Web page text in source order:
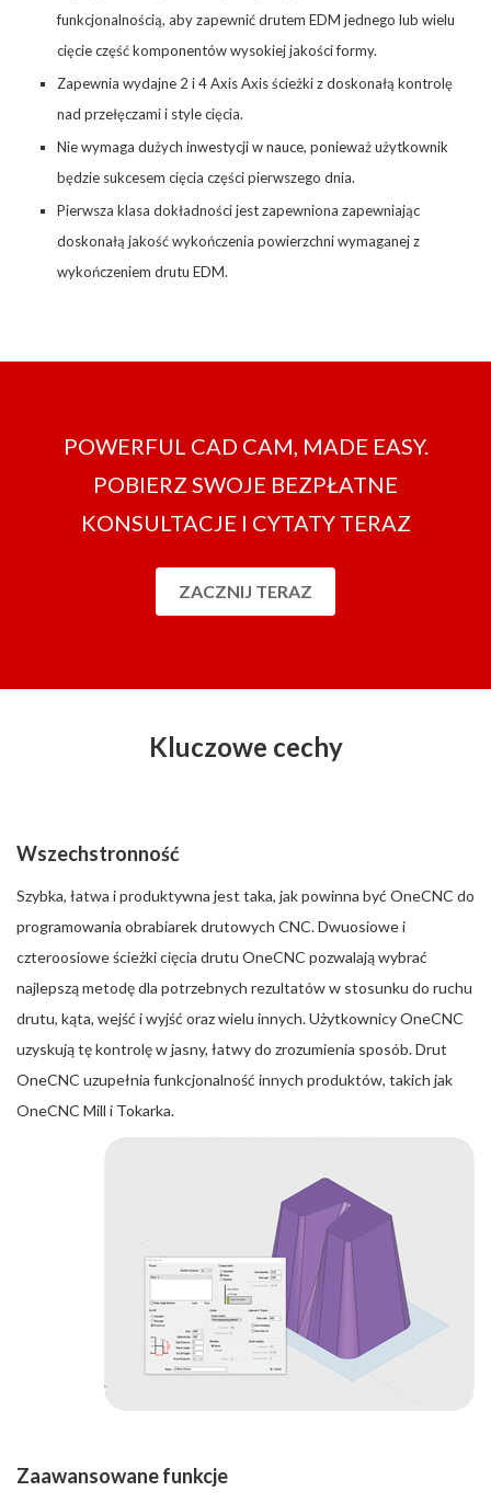
funkcjonalnością, aby zapewnić drutem EDM jednego lub wielu
cięcie część komponentów wysokiej jakości formy.
Zapewnia wydajne 2 i 4 Axis Axis ścieżki z doskonałą kontrolę
nad przełęczami i style cięcia.
Nie wymaga dużych inwestycji w nauce, ponieważ użytkownik
będzie sukcesem cięcia części pierwszego dnia.
Pierwsza klasa dokładności jest zapewniona zapewniając
doskonałą jakość wykończenia powierzchni wymaganej z
wykończeniem drutu EDM.
POWERFUL CAD CAM, MADE EASY.
POBIERZ SWOJE BEZPŁATNE
KONSULTACJE I CYTATY TERAZ
ZACZNIJ TERAZ
Kluczowe cechy
Wszechstronność
Szybka, łatwa i produktywna jest taka, jak powinna być OneCNC do
programowania obrabiarek drutowych CNC. Dwuosiowe i
czteroosiowe ścieżki cięcia drutu OneCNC pozwalają wybrać
najlepszą metodę dla potrzebnych rezultatów w stosunku do ruchu
drutu, kąta, wejść i wyjść oraz wielu innych. Użytkownicy OneCNC
uzyskują tę kontrolę w jasny, łatwy do zrozumienia sposób. Drut
OneCNC uzupełnia funkcjonalność innych produktów, takich jak
OneCNC Mill i Tokarka.
Zaawansowane funkcje